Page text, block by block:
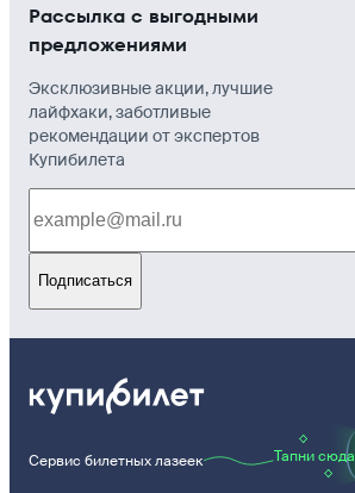
Рассылка с выгодными
предложениями
Эксклюзивные акции, лучшие
лайфхаки, заботливые
рекомендации от экспертов
Купибилета
Подписаться
Сервис билетных лазеек Тапни сюда